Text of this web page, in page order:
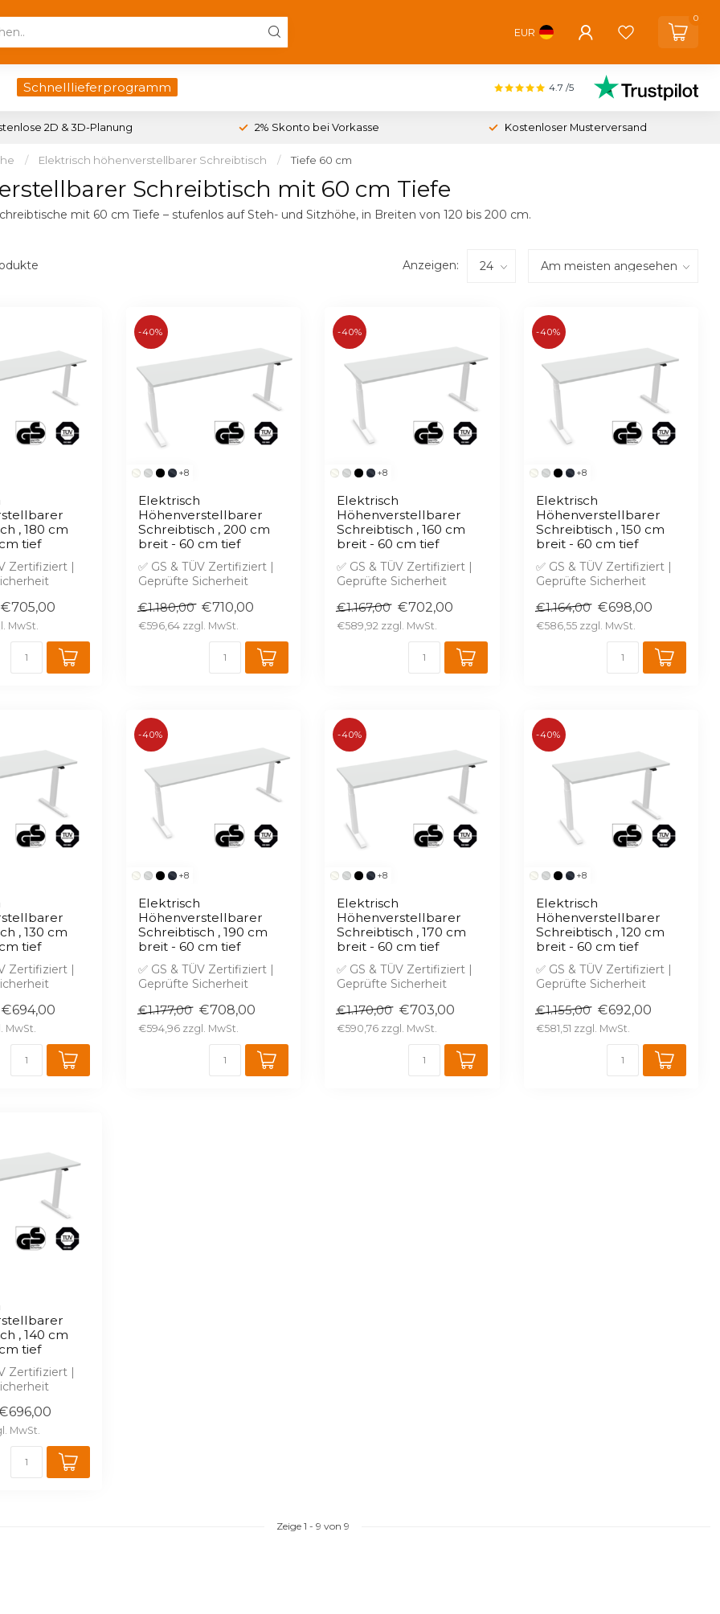
EUR
0
Schnelllieferprogramm 4.7 /5
2D & 3D-Planung 2% Skonto bei Vorkasse Kostenloser Musterversand
/ Elektrisch höhenverstellbarer Schreibtisch / Tiefe 60 cm
Schreibtisch mit 60 cm Tiefe
mit 60 cm Tiefe – stufenlos auf Steh- und Sitzhöhe, in Breiten von 120 bis 200 cm.
Anzeigen:
, 180 cm
tief
Zertifiziert |
€705,00
+8
-40%
Elektrisch
Höhenverstellbarer
Schreibtisch , 200 cm
breit - 60 cm tief
✅ GS & TÜV Zertifiziert |
Geprüfte Sicherheit
Planung in W...
€1.180,00 €710,00
€596,64
+8
-40%
Elektrisch
Höhenverstellbarer
Schreibtisch , 160 cm
breit - 60 cm tief
✅ GS & TÜV Zertifiziert |
Geprüfte Sicherheit
Planung in W...
€1.167,00 €702,00
€589,92
+8
-40%
Elektrisch
Höhenverstellbarer
Schreibtisch , 150 cm
breit - 60 cm tief
✅ GS & TÜV Zertifiziert |
Geprüfte Sicherheit
Planung in W...
€1.164,00 €698,00
€586,55
, 130 cm
tief
Zertifiziert |
€694,00
+8
-40%
Elektrisch
Höhenverstellbarer
Schreibtisch , 190 cm
breit - 60 cm tief
✅ GS & TÜV Zertifiziert |
Geprüfte Sicherheit
Planung in W...
€1.177,00 €708,00
€594,96
+8
-40%
Elektrisch
Höhenverstellbarer
Schreibtisch , 170 cm
breit - 60 cm tief
✅ GS & TÜV Zertifiziert |
Geprüfte Sicherheit
Planung in W...
€1.170,00 €703,00
€590,76
+8
-40%
Elektrisch
Höhenverstellbarer
Schreibtisch , 120 cm
breit - 60 cm tief
✅ GS & TÜV Zertifiziert |
Geprüfte Sicherheit
Planung in W...
€1.155,00 €692,00
€581,51
, 140 cm
tief
Zertifiziert |
Zeige 1 - 9 von 9